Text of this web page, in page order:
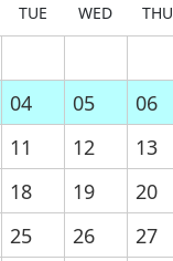
TUE WED THU
04 05 06
11 12 13
18 19 20
25 26 27